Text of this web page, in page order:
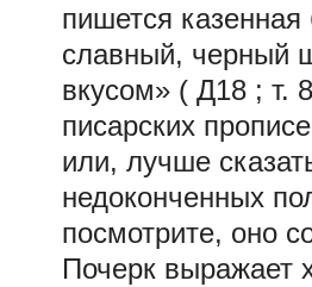
пишется
славный, черный
вкусом» ( Д18 ; т.
писарских
или, лучше
недоконченных
посмотрите, оно
Почерк выражает